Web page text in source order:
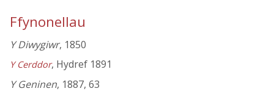
Ffynonellau
Y Diwygiwr, 1850
Y Cerddor, Hydref 1891
Y Geninen, 1887, 63